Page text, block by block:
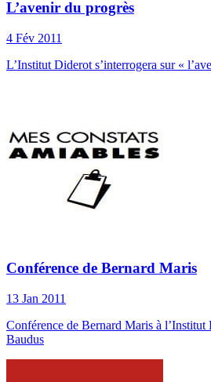
L’avenir du progrès
4 Fév 2011
L’Institut Diderot s’interrogera sur «
Conférence de Bernard Maris
13 Jan 2011
Conférence de Bernard Maris à l’Institut
Baudus